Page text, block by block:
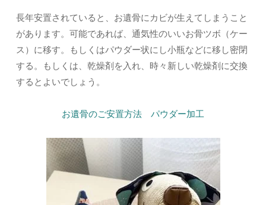
長年安置されていると、お遺骨にカビが生えてしまうこと
があります。可能であれば、通気性のいいお骨ツボ（ケー
ス）に移す。もしくはパウダー状にし小瓶などに移し密閉
する。もしくは、乾燥剤を入れ、時々新しい乾燥剤に交換
するとよいでしょう。
お遺骨のご安置方法 パウダー加工